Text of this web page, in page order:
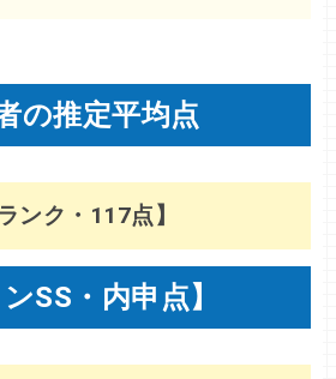
の推定平均点
ランク・117点】
ンSS・内申点】